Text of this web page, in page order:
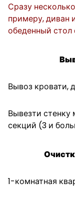
Сразу
примеру, диван
обеденный стол
Вывоз кровати,
Вывезти стенку
секций (3 и
1-комнатная